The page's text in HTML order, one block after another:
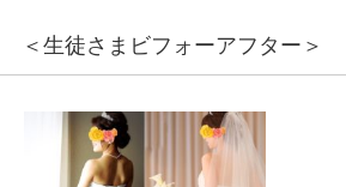
＜生徒さまビフォーアフター＞